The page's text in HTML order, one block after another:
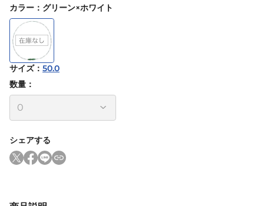
カラー ： グリーン×ホワイト
サイズ： 50.0
数量：
シェアする